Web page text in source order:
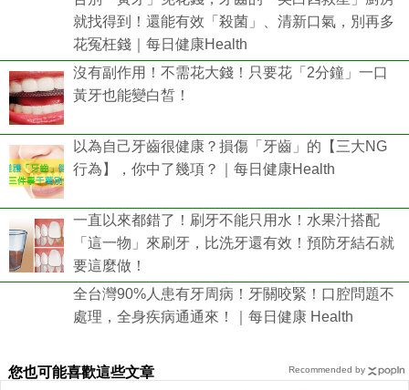
就找得到！還能有效「殺菌」、清新口氣，別再多
花冤枉錢｜每日健康Health
沒有副作用！不需花大錢！只要花「2分鐘」一口
黃牙也能變白皙！
以為自己牙齒很健康？損傷「牙齒」的【三大NG
行為】，你中了幾項？｜每日健康Health
一直以來都錯了！刷牙不能只用水！水果汁搭配
「這一物」來刷牙，比洗牙還有效！預防牙結石就
要這麼做！
全台灣90%人患有牙周病！牙關咬緊！口腔問題不
處理，全身疾病通通來！｜每日健康 Health
您也可能喜歡這些文章
Recommended by